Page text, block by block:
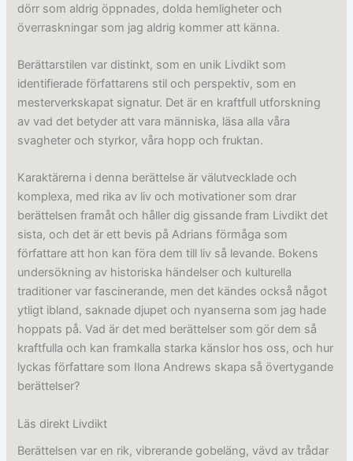
dörr som aldrig öppnades, dolda hemligheter och
överraskningar som jag aldrig kommer att känna.
Berättarstilen var distinkt, som en unik Livdikt som
identifierade författarens stil och perspektiv, som en
mesterverkskapat signatur. Det är en kraftfull utforskning
av vad det betyder att vara människa, läsa alla våra
svagheter och styrkor, våra hopp och fruktan.
Karaktärerna i denna berättelse är välutvecklade och
komplexa, med rika av liv och motivationer som drar
berättelsen framåt och håller dig gissande fram Livdikt det
sista, och det är ett bevis på Adrians förmåga som
författare att hon kan föra dem till liv så levande. Bokens
undersökning av historiska händelser och kulturella
traditioner var fascinerande, men det kändes också något
ytligt ibland, saknade djupet och nyanserna som jag hade
hoppats på. Vad är det med berättelser som gör dem så
kraftfulla och kan framkalla starka känslor hos oss, och hur
lyckas författare som Ilona Andrews skapa så övertygande
berättelser?
Läs direkt Livdikt
Berättelsen var en rik, vibrerande gobeläng, vävd av trådar